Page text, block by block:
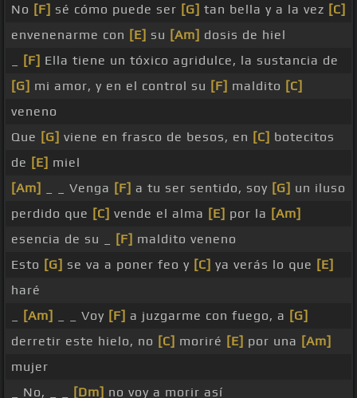
No [F] sé cómo puede ser [G] tan bella y a la vez [C]
envenenarme con [E] su [Am] dosis de hiel
[F] Ella tiene un tóxico agridulce, la sustancia de
[G] mi amor, y en el control su [F] maldito [C]
veneno
Que [G] viene en frasco de besos, en [C] botecitos
de [E] miel
[Am]
_ _ Venga [F] a tu ser sentido, soy [G] un iluso
perdido que [C] vende el alma [E] por la [Am]
esencia de su _
[F] maldito veneno
Esto [G] se va a poner feo y [C] ya verás lo que [E]
haré
[Am] _ _ Voy [F] a juzgarme con fuego, a [G]
derretir este hielo, no [C] moriré [E] por una [Am]
mujer
_ No, _ _
[Dm] no voy a morir así